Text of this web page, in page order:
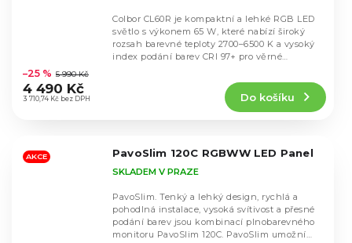
hodnocení
produktu
je
hvězdiček.
3 710,74 Kč bez DPH
–25 % 5 990 Kč
4 490 Kč
Do košíku
Colbor CL60R je kompaktní a lehké RGB LED
světlo s výkonem 65 W, které nabízí široký
rozsah barevné teploty 2700–6500 K a vysoký
index podání barev CRI 97+ pro věrné
AKCE PavoSlim 120C RGBWW LED Panel
SKLADEM V PRAZE
PavoSlim. Tenký a lehký design, rychlá a
pohodlná instalace, vysoká svítivost a přesné
podání barev jsou kombinací plnobarevného
monitoru PavoSlim 120C. PavoSlim umožní